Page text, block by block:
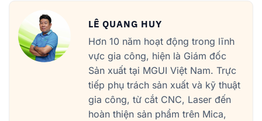
LÊ QUANG HUY
Hơn 10 năm hoạt động trong lĩnh
vực gia công, hiện là Giám đốc
Sản xuất tại MGUI Việt Nam. Trực
tiếp phụ trách sản xuất và kỹ thuật
gia công, từ cắt CNC, Laser đến
hoàn thiện sản phẩm trên Mica,